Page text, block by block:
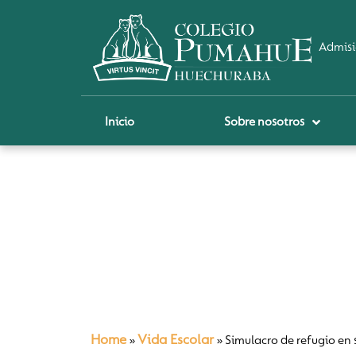
Inicio Sobre nosotros
Home » Vida Escolar» Simulacro de refugio en